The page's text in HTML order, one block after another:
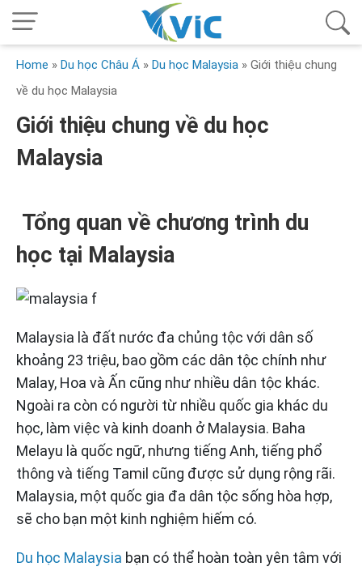
Home » Du học Châu Á » Du học Malaysia » Giới thiệu chung
về du học Malaysia
Giới thiệu chung về du học
Malaysia
Tổng quan về chương trình du
học tại Malaysia
Malaysia là đất nước đa chủng tộc với dân số
khoảng 23 triệu, bao gồm các dân tộc chính như
Malay, Hoa và Ấn cũng như nhiều dân tộc khác.
Ngoài ra còn có người từ nhiều quốc gia khác du
học, làm việc và kinh doanh ở Malaysia. Baha
Melayu là quốc ngữ, nhưng tiếng Anh, tiếng phổ
thông và tiếng Tamil cũng được sử dụng rộng rãi.
Malaysia, một quốc gia đa dân tộc sống hòa hợp,
sẽ cho bạn một kinh nghiệm hiếm có.
Du học Malaysia bạn có thể hoàn toàn yên tâm với